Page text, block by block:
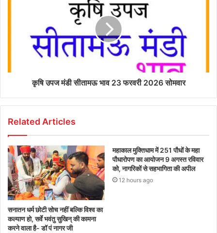
कृषि उपज मंडी सीतामऊ भाव 23 फरवरी 2026 सोमवार
Related Articles
सनातन धर्म छोटी सोच नहीं बल्कि विश्व का
कल्याण हो, सर्वे भवंतु सुखिन् की कामना
करने वाला है- डॉ पं नागर जी
महाकाल मुक्तिधाम में 251 पौधों के महा
पौधारोपण का आयोजन 9 अगस्त रविवार
को, नागरिकों से सहभागिता की अपील
12 hours ago